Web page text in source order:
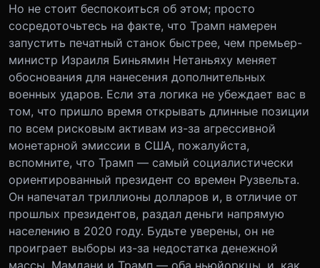
Но не стоит беспокоиться об этом; просто
сосредоточьтесь на факте, что Трамп намерен
запустить печатный станок быстрее, чем премьер-
министр Израиля Биньямин Нетаньяху меняет
обоснования для нанесения дополнительных
военных ударов. Если эта логика не убеждает вас в
том, что пришло время открывать длинные позиции
по всем рисковым активам из-за агрессивной
монетарной эмиссии в США, пожалуйста,
вспомните, что Трамп — самый социалистически
ориентированный президент со времен Рузвельта.
Он напечатал триллионы долларов и, в отличие от
прошлых президентов, раздал деньги напрямую
населению в 2020 году. Будьте уверены, он не
проиграет выборы из-за недостатка денежной
массы. Мамдани и Трамп — оба ньюйоркцы, и, как